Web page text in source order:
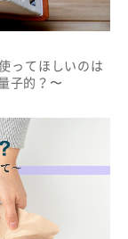
ってほしいのは
子的？〜